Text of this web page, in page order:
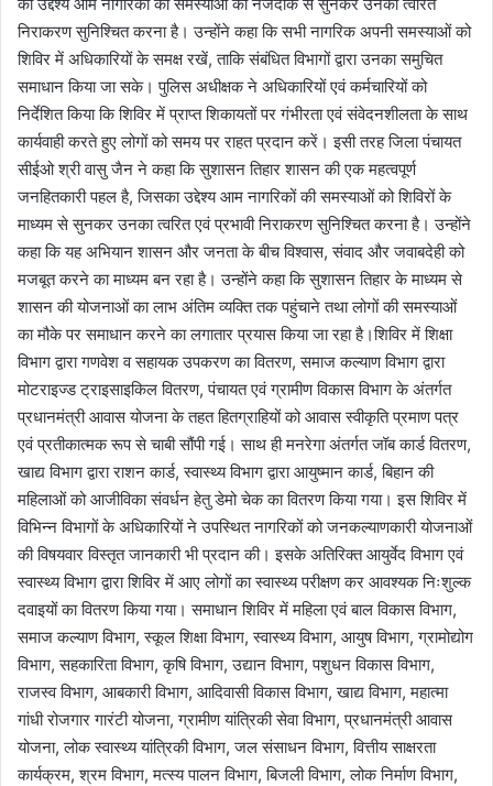
निराकरण सुनिश्चित करना है। उन्होंने कहा कि सभी नागरिक अपनी समस्याओं को
शिविर में अधिकारियों के समक्ष रखें, ताकि संबंधित विभागों द्वारा उनका समुचित
समाधान किया जा सके। पुलिस अधीक्षक ने अधिकारियों एवं कर्मचारियों को
निर्देशित किया कि शिविर में प्राप्त शिकायतों पर गंभीरता एवं संवेदनशीलता के साथ
कार्यवाही करते हुए लोगों को समय पर राहत प्रदान करें। इसी तरह जिला पंचायत
सीईओ श्री वासु जैन ने कहा कि सुशासन तिहार शासन की एक महत्वपूर्ण
जनहितकारी पहल है, जिसका उद्देश्य आम नागरिकों की समस्याओं को शिविरों के
माध्यम से सुनकर उनका त्वरित एवं प्रभावी निराकरण सुनिश्चित करना है। उन्होंने
कहा कि यह अभियान शासन और जनता के बीच विश्वास, संवाद और जवाबदेही को
मजबूत करने का माध्यम बन रहा है। उन्होंने कहा कि सुशासन तिहार के माध्यम से
शासन की योजनाओं का लाभ अंतिम व्यक्ति तक पहुंचाने तथा लोगों की समस्याओं
का मौके पर समाधान करने का लगातार प्रयास किया जा रहा है।शिविर में शिक्षा
विभाग द्वारा गणवेश व सहायक उपकरण का वितरण, समाज कल्याण विभाग द्वारा
मोटराइज्ड ट्राइसाइकिल वितरण, पंचायत एवं ग्रामीण विकास विभाग के अंतर्गत
प्रधानमंत्री आवास योजना के तहत हितग्राहियों को आवास स्वीकृति प्रमाण पत्र
एवं प्रतीकात्मक रूप से चाबी सौंपी गई। साथ ही मनरेगा अंतर्गत जॉब कार्ड वितरण,
खाद्य विभाग द्वारा राशन कार्ड, स्वास्थ्य विभाग द्वारा आयुष्मान कार्ड, बिहान की
महिलाओं को आजीविका संवर्धन हेतु डेमो चेक का वितरण किया गया। इस शिविर में
विभिन्न विभागों के अधिकारियों ने उपस्थित नागरिकों को जनकल्याणकारी योजनाओं
की विषयवार विस्तृत जानकारी भी प्रदान की। इसके अतिरिक्त आयुर्वेद विभाग एवं
स्वास्थ्य विभाग द्वारा शिविर में आए लोगों का स्वास्थ्य परीक्षण कर आवश्यक निःशुल्क
दवाइयों का वितरण किया गया। समाधान शिविर में महिला एवं बाल विकास विभाग,
समाज कल्याण विभाग, स्कूल शिक्षा विभाग, स्वास्थ्य विभाग, आयुष विभाग, ग्रामोद्योग
विभाग, सहकारिता विभाग, कृषि विभाग, उद्यान विभाग, पशुधन विकास विभाग,
राजस्व विभाग, आबकारी विभाग, आदिवासी विकास विभाग, खाद्य विभाग, महात्मा
गांधी रोजगार गारंटी योजना, ग्रामीण यांत्रिकी सेवा विभाग, प्रधानमंत्री आवास
योजना, लोक स्वास्थ्य यांत्रिकी विभाग, जल संसाधन विभाग, वित्तीय साक्षरता
कार्यक्रम, श्रम विभाग, मत्स्य पालन विभाग, बिजली विभाग, लोक निर्माण विभाग,